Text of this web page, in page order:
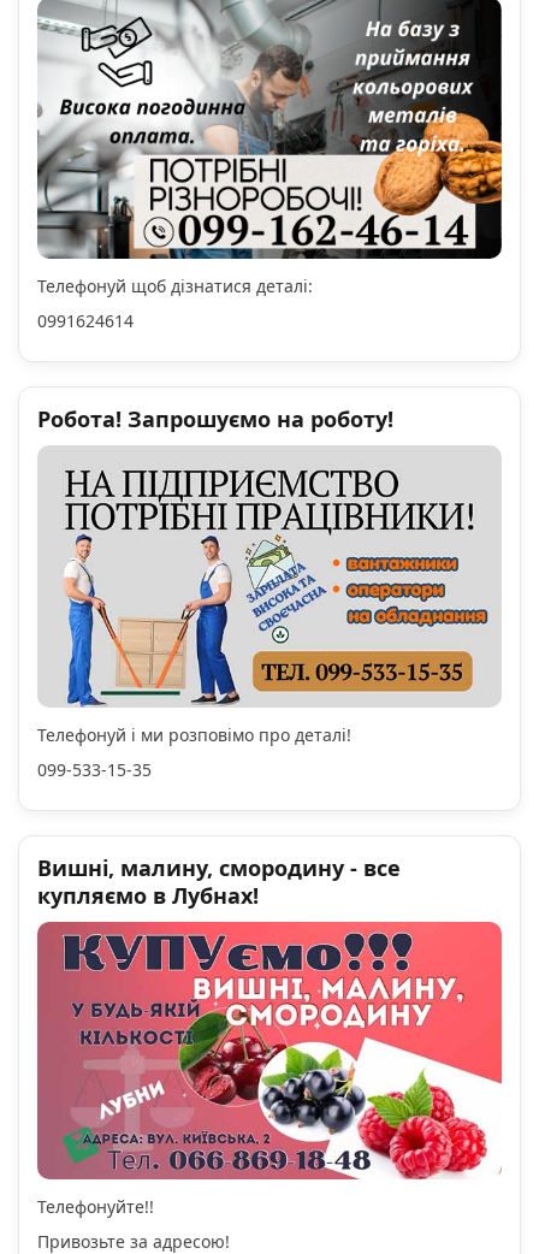
Телефонуй щоб дізнатися деталі:
0991624614
Робота! Запрошуємо на роботу!
Телефонуй і ми розповімо про деталі!
099-533-15-35
Вишні, малину, смородину - все
купляємо в Лубнах!
Телефонуйте!!
Привозьте за адресою!